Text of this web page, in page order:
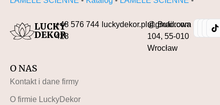
LUCKY
DEKOR
+48 576 744
428
luckydekor.pl@gmail.com
ul. Buforowa
104, 55-010
Wrocław
O NAS
Kontakt i dane firmy
O firmie LuckyDekor